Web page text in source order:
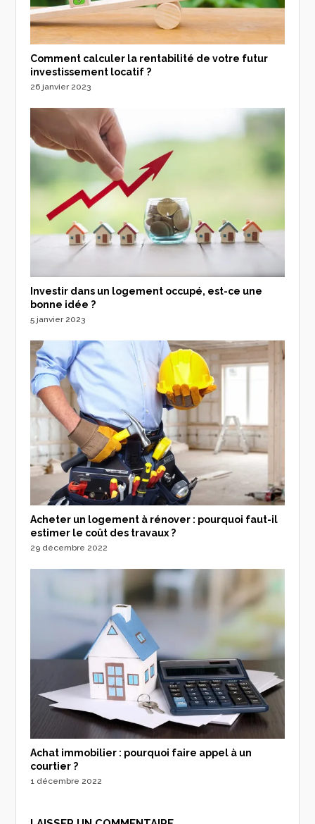
Comment calculer la rentabilité de votre futur
investissement locatif ?
26 janvier 2023
Investir dans un logement occupé, est-ce une
bonne idée ?
5 janvier 2023
Acheter un logement à rénover : pourquoi faut-il
estimer le coût des travaux ?
29 décembre 2022
Achat immobilier : pourquoi faire appel à un
courtier ?
1 décembre 2022